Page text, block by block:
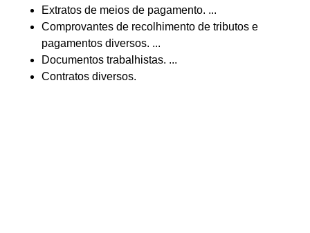
Extratos de meios de pagamento. ...
Comprovantes de recolhimento de tributos e
pagamentos diversos. ...
Documentos trabalhistas. ...
Contratos diversos.